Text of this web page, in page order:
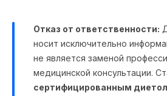
Отказ от ответственности:
носит исключительно
не является заменой
медицинской консультации.
сертифицированным